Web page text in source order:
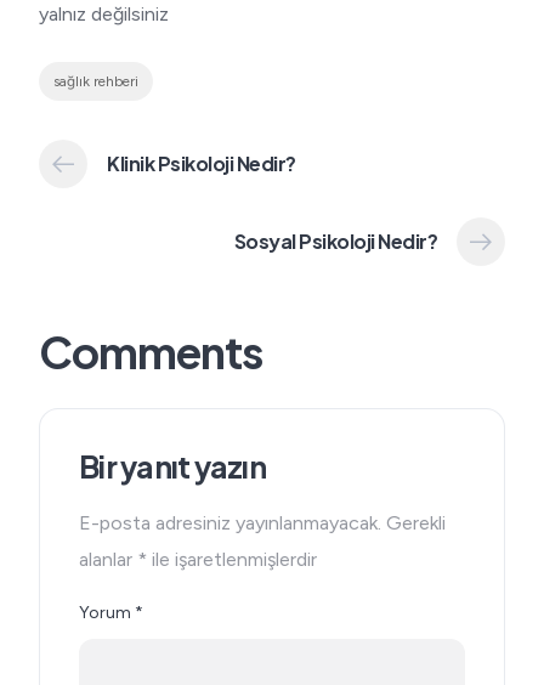
yalnız değilsiniz
sağlık rehberi
Klinik Psikoloji Nedir?
Sosyal Psikoloji Nedir?
Comments
Bir yanıt yazın
E-posta adresiniz yayınlanmayacak. Gerekli
alanlar * ile işaretlenmişlerdir
Yorum *